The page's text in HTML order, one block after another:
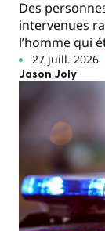
Des
intervenues
l’homme qui
27 juill. 2026
Jason Joly